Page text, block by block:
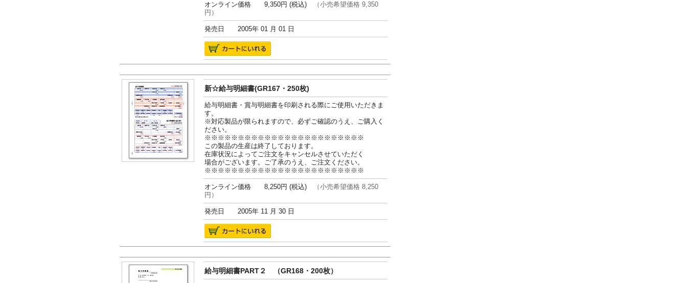
オンライン価格 9,350円 (税込)
（小売希望価格 9,350
円）
発売日 2005年 01 月 01 日
新☆給与明細書(GR167・250枚)
給与明細書・賞与明細書を印刷される際にご使用いただきま
す。
※対応製品が限られますので、必ずご確認のうえ、ご購入く
ださい。
※※※※※※※※※※※※※※※※※※※※※※※※
この製品の生産は終了しております。
在庫状況によってご注文をキャンセルさせていただく
場合がございます。ご了承のうえ、ご注文ください。
※※※※※※※※※※※※※※※※※※※※※※※※
オンライン価格 8,250円 (税込)
（小売希望価格 8,250
円）
発売日 2005年 11 月 30 日
給与明細書PART２ （GR168・200枚）